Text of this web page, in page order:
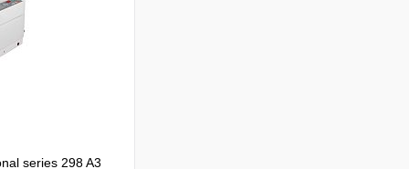
Недоступно
series 298 A3